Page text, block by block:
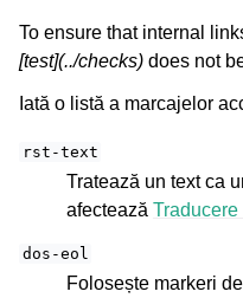
To ensure that internal
[test](../checks) does not
Iată o listă a marcajelor
rst-text
Tratează un text ca
afectează
dos-eol
Folosește markeri